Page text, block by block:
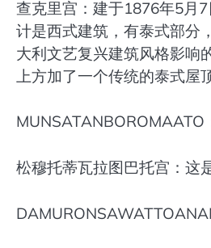
查克里宫：建于1876年5月
计是西式建筑，有泰式部分
大利文艺复兴建筑风格影响
上方加了一个传统的泰式屋顶
MUNSATANBOROMAATO
松穆托蒂瓦拉图巴托宫：这